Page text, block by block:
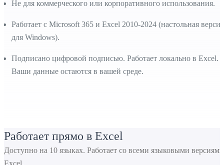
Не для коммерческого или корпоративного использования.
Работает с Microsoft 365 и Excel 2010-2024 (настольная версия
для Windows).
Подписано цифровой подписью. Работает локально в Excel.
Ваши данные остаются в вашей среде.
Работает прямо в Excel
Доступно на 10 языках. Работает со всеми языковыми версиями
Excel.